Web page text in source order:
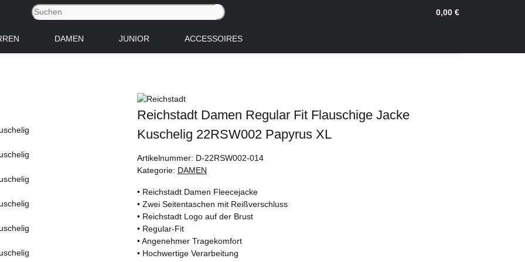
0,00 €
DAMEN JUNIOR ACCESSOIRES
Reichstadt Damen Regular Fit Flauschige Jacke
Kuschelig 22RSW002 Papyrus XL
Artikelnummer: D-22RSW002-014
Kategorie: DAMEN
• Reichstadt Damen Fleecejacke
• Zwei Seitentaschen mit Reißverschluss
• Reichstadt Logo auf der Brust
• Regular-Fit
• Angenehmer Tragekomfort
• Hochwertige Verarbeitung